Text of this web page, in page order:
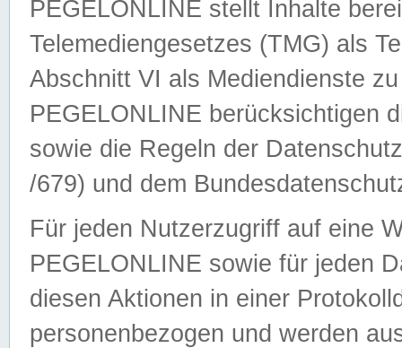
PEGELONLINE stellt Inhalte
Telemediengesetzes (TMG) als
Abschnitt VI als Mediendienste
PEGELONLINE berücksichtigen
sowie die Regeln der
/679) und dem
Für jeden Nutzerzugriff auf eine
PEGELONLINE sowie für jeden
diesen Aktionen in einer
personenbezogen und werden